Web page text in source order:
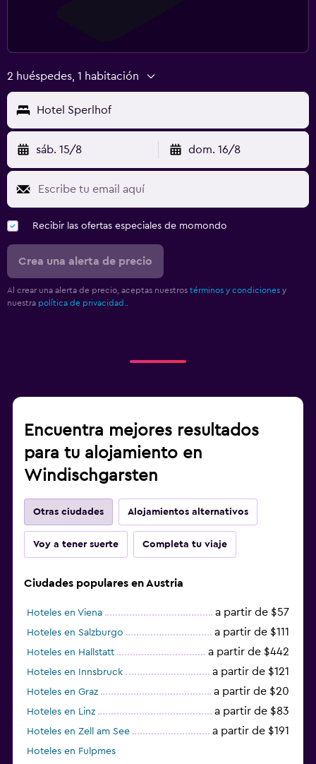
2 huéspedes, 1 habitación
Hotel Sperlhof
sáb. 15/8 dom. 16/8
Recibir las ofertas especiales de momondo
Crea una alerta de precio
Al crear una alerta de precio, aceptas nuestros términos y condiciones y
nuestra política de privacidad.
Encuentra mejores resultados
para tu alojamiento en
Windischgarsten
Otras ciudades Alojamientos alternativos
Voy a tener suerte Completa tu viaje
Ciudades populares en Austria
Hoteles en Viena a partir de $57
Hoteles en Salzburgo a partir de $111
Hoteles en Hallstatt a partir de $442
Hoteles en Innsbruck a partir de $121
Hoteles en Graz a partir de $20
Hoteles en Linz a partir de $83
Hoteles en Zell am See a partir de $191
Hoteles en Fulpmes